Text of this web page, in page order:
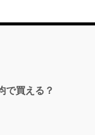
で買える？